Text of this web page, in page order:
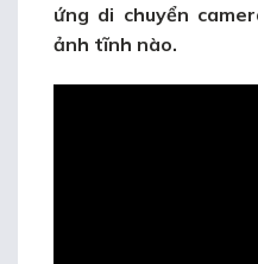
ứng di chuyển
ảnh tĩnh nào.